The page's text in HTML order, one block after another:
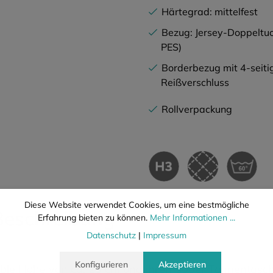
Härtegrad: mittelfest
Bezug: Jersey-
PES)
Borderbezug mit 4-
Reißverschluss
Rollverpackung
Beschreibung Eigenschaften
Höhe von ca. 28 cm und ihren 500er
Diese Website verwendet Cookies, um eine bestmögliche
Erfahrung bieten zu können. Mehr Informationen ...
Datenschutz | Impressum
Konfigurieren Akzeptieren